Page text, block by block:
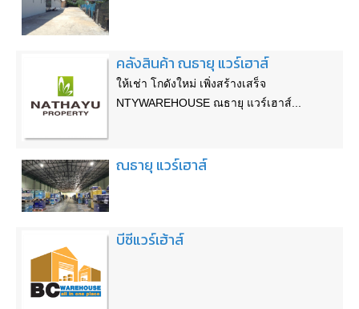
คลังสินค้า ณธายุ แวร์เฮาส์
ให้เช่า โกดังใหม่ เพิ่งสร้างเสร็จ
NTYWAREHOUSE ณธายุ แวร์เฮาส์...
ณธายุ แวร์เฮาส์
บีซีแวร์เฮ้าส์